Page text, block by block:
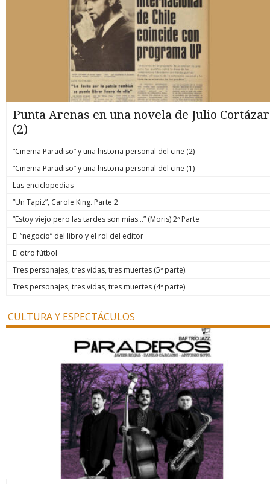
Punta Arenas en una novela de Julio Cortázar
(2)
“Cinema Paradiso” y una historia personal del cine (2)
“Cinema Paradiso” y una historia personal del cine (1)
Las enciclopedias
“Un Tapiz”, Carole King. Parte 2
“Estoy viejo pero las tardes son mías…” (Moris) 2ª Parte
El “negocio” del libro y el rol del editor
El otro fútbol
Tres personajes, tres vidas, tres muertes (5ª parte).
Tres personajes, tres vidas, tres muertes (4ª parte)
CULTURA Y ESPECTÁCULOS